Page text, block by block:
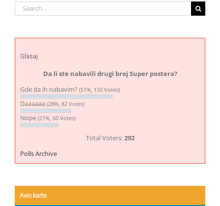
Search
for:
Glasaj
Da li ste nabavili drugi broj Super postera?
Gde da ih nabavim? (51%, 150 Votes)
Daaaaaa (28%, 82 Votes)
Nope (21%, 60 Votes)
Total Voters:292
Polls Archive
Avio karte